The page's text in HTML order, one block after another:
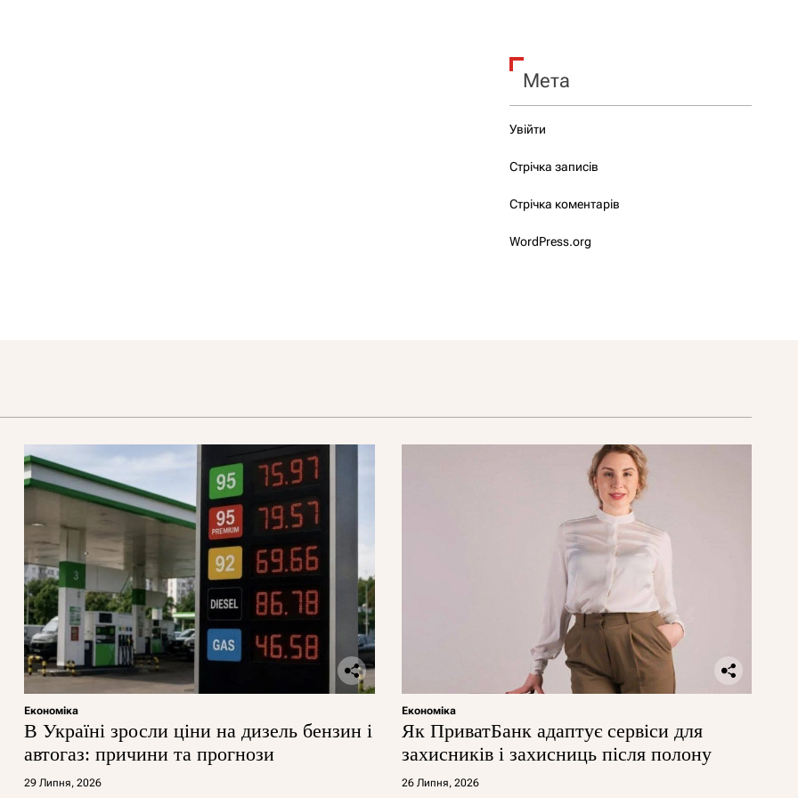
Мета
Увійти
Стрічка записів
Стрічка коментарів
WordPress.org
Економіка
В Україні зросли ціни на дизель бензин і
автогаз: причини та прогнози
29 Липня, 2026
Економіка
Як ПриватБанк адаптує сервіси для
захисників і захисниць після полону
26 Липня, 2026